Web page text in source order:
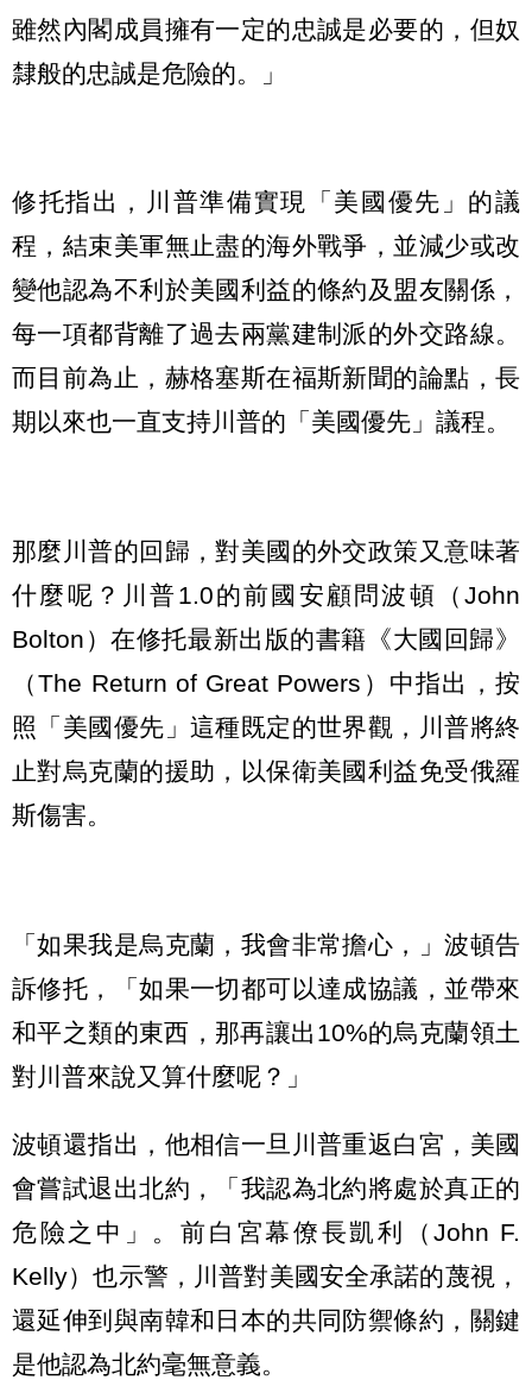
雖然內閣成員擁有一定的忠誠是必要的，但奴
隸般的忠誠是危險的。」
修托指出，川普準備實現「美國優先」的議
程，結束美軍無止盡的海外戰爭，並減少或改
變他認為不利於美國利益的條約及盟友關係，
每一項都背離了過去兩黨建制派的外交路線。
而目前為止，赫格塞斯在福斯新聞的論點，長
期以來也一直支持川普的「美國優先」議程。
那麼川普的回歸，對美國的外交政策又意味著
什麼呢？川普1.0的前國安顧問波頓（John
Bolton）在修托最新出版的書籍《大國回歸》
（The Return of Great Powers）中指出，按
照「美國優先」這種既定的世界觀，川普將終
止對烏克蘭的援助，以保衛美國利益免受俄羅
斯傷害。
「如果我是烏克蘭，我會非常擔心，」波頓告
訴修托，「如果一切都可以達成協議，並帶來
和平之類的東西，那再讓出10%的烏克蘭領土
對川普來說又算什麼呢？」
波頓還指出，他相信一旦川普重返白宮，美國
會嘗試退出北約，「我認為北約將處於真正的
危險之中」。前白宮幕僚長凱利（John F.
Kelly）也示警，川普對美國安全承諾的蔑視，
還延伸到與南韓和日本的共同防禦條約，關鍵
是他認為北約毫無意義。